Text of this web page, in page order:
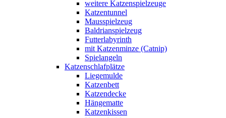
weitere Katzenspielzeuge
Katzentunnel
Mausspielzeug
Baldrianspielzeug
Futterlabyrinth
mit Katzenminze (Catnip)
Spielangeln
Katzenschlafplätze
Liegemulde
Katzenbett
Katzendecke
Hängematte
Katzenkissen